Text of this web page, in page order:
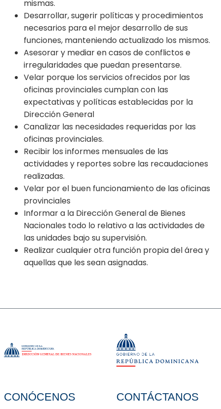
mismas.
Desarrollar, sugerir políticas y procedimientos
necesarios para el mejor desarrollo de sus
funciones, manteniendo actualizado los mismos.
Asesorar y mediar en casos de conflictos e
irregularidades que puedan presentarse.
Velar porque los servicios ofrecidos por las
oficinas provinciales cumplan con las
expectativas y políticas establecidas por la
Dirección General
Canalizar las necesidades requeridas por las
oficinas provinciales.
Recibir los informes mensuales de las
actividades y reportes sobre las recaudaciones
realizadas.
Velar por el buen funcionamiento de las oficinas
provinciales
Informar a la Dirección General de Bienes
Nacionales todo lo relativo a las actividades de
las unidades bajo su supervisión.
Realizar cualquier otra función propia del área y
aquellas que les sean asignadas.
CONÓCENOS CONTÁCTANOS